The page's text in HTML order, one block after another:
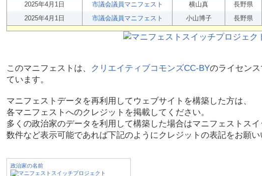
2025年4月1日
市議会議員マニフェスト 横山真 長野県
2025年4月1日
市議会議員マニフェスト 小山博子 長野県
このマニフェストは、 クリエイティブコモンズCC-BYのライセン
ています。
マニフェストデータを再利用してウェブサイトを構築した方は、
各マニフェストへのクレジットを掲載してください。
多くの政治家のデータを利用して構築した場合はマニフェストスイ
数件など表示可能であれば下記のようにクレジットの表記をお願い
政治家の名前